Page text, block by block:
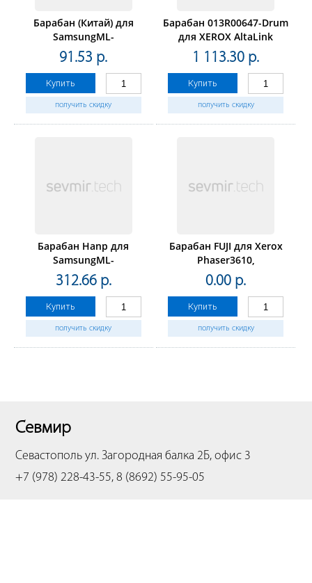
Барабан (Китай) для
SamsungML-
1910/1915/SCX4600/4610/ML-
2525/2580/Xerox Phaser
91.53 р.
Купить
получить скидку
Барабан 013R00647-Drum
для XEROX AltaLink
C8030/C8035,Phaser
7500DX/7800dx (CET),
CET101130
1 113.30 р.
Купить
получить скидку
Барабан Hanp для
SamsungML-
2950/2955/3310/3710/SL-
M3320/SCX-
4833/4727/5737, 59t
312.66 р.
Купить
получить скидку
Барабан FUJI для Xerox
Phaser3610,
WC3615/3655,
VersalinkB400/405
0.00 р.
Купить
получить скидку
Севмир
Севастополь ул. Загородная балка 2Б, офис 3
+7 (978) 228-43-55, 8 (8692) 55-95-05